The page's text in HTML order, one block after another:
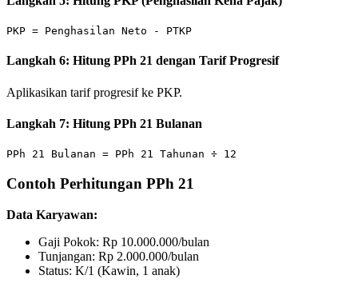
Langkah 6: Hitung PPh 21 dengan Tarif Progresif
Aplikasikan tarif progresif ke PKP.
Langkah 7: Hitung PPh 21 Bulanan
Contoh Perhitungan PPh 21
Data Karyawan:
Gaji Pokok: Rp 10.000.000/bulan
Tunjangan: Rp 2.000.000/bulan
Status: K/1 (Kawin, 1 anak)